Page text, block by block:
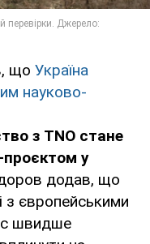
що Україна
науково-
з TNO стане
у
додав, що
з європейськими
швидше